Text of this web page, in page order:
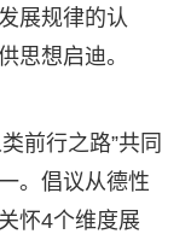
展规律的认
思想启迪。
前行之路”共同
。倡议从德性
怀4个维度展